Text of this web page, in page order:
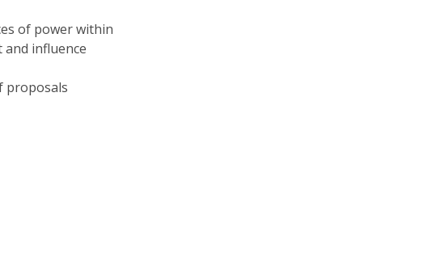
of power within
influence
proposals